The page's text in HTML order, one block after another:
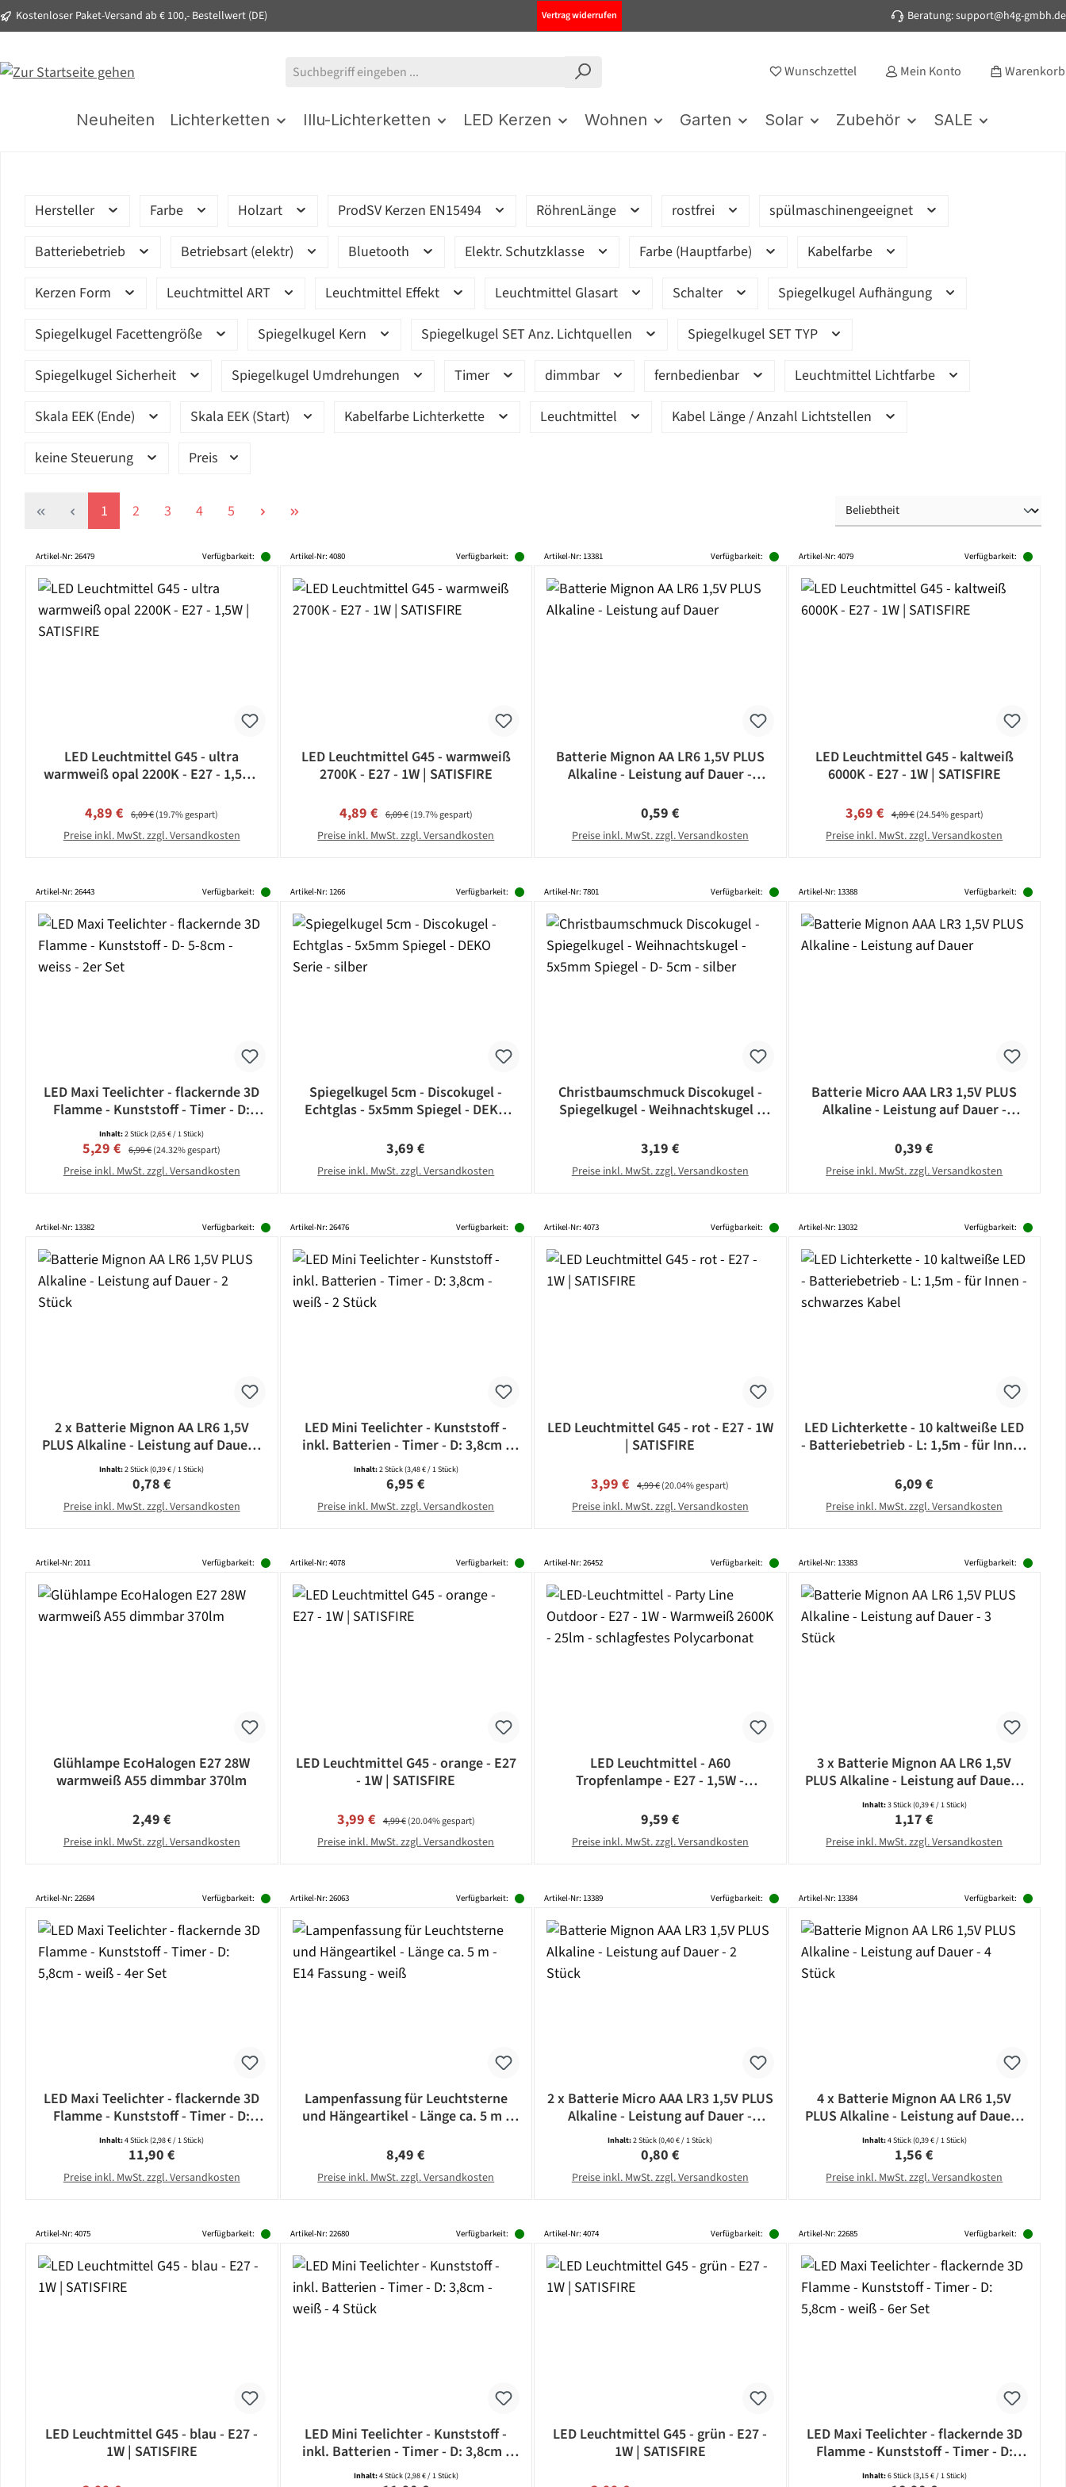
Zur Hauptnavigation springen
Kostenloser Paket-Versand ab € 100,- Bestellwert (DE) Vertrag widerrufen Beratung: support@h4g-gmbh.de
Wunschzettel Mein Konto Warenkorb
Neuheiten Lichterketten Illu-Lichterketten LED Kerzen Wohnen Garten Solar Zubehör SALE
Hersteller Farbe Holzart ProdSV Kerzen EN15494 RöhrenLänge rostfrei spülmaschinengeeignet
Batteriebetrieb Betriebsart (elektr) Bluetooth Elektr. Schutzklasse Farbe (Hauptfarbe) Kabelfarbe
Kerzen Form Leuchtmittel ART Leuchtmittel Effekt Leuchtmittel Glasart Schalter Spiegelkugel Aufhängung
Spiegelkugel Facettengröße Spiegelkugel Kern Spiegelkugel SET Anz. Lichtquellen Spiegelkugel SET TYP
Spiegelkugel Sicherheit Spiegelkugel Umdrehungen Timer dimmbar fernbedienbar Leuchtmittel Lichtfarbe
Skala EEK (Ende) Skala EEK (Start) Kabelfarbe Lichterkette Leuchtmittel Kabel Länge / Anzahl Lichtstellen
keine Steuerung Preis
Seite
1 Seite
2 Seite
3 Seite
4 Seite
5
Artikel-Nr: 26479 Verfügbarkeit:
LED Leuchtmittel G45 - ultra
warmweiß opal 2200K - E27 - 1,5W |
Verkaufspreis:
4,89 € Regulärer Preis:
6,09 €(19.7% gespart)
Preise inkl. MwSt. zzgl. Versandkosten
Artikel-Nr: 4080 Verfügbarkeit:
LED Leuchtmittel G45 - warmweiß
2700K - E27 - 1W | SATISFIRE
Verkaufspreis:
4,89 € Regulärer Preis:
6,09 €(19.7% gespart)
Preise inkl. MwSt. zzgl. Versandkosten
Artikel-Nr: 13381 Verfügbarkeit:
Batterie Mignon AA LR6 1,5V PLUS
Alkaline - Leistung auf Dauer -
Regulärer Preis:
0,59 €
Preise inkl. MwSt. zzgl. Versandkosten
Artikel-Nr: 4079 Verfügbarkeit:
LED Leuchtmittel G45 - kaltweiß
6000K - E27 - 1W | SATISFIRE
Verkaufspreis:
3,69 € Regulärer Preis:
4,89 €(24.54% gespart)
Preise inkl. MwSt. zzgl. Versandkosten
Artikel-Nr: 26443 Verfügbarkeit:
LED Maxi Teelichter - flackernde 3D
Flamme - Kunststoff - Timer - D:
5,8cm - weiß - 2er Set
Inhalt:2 Stück(2,65 € / 1 Stück)
Verkaufspreis:
5,29 € Regulärer Preis:
6,99 €(24.32% gespart)
Preise inkl. MwSt. zzgl. Versandkosten
Artikel-Nr: 1266 Verfügbarkeit:
Spiegelkugel 5cm - Discokugel -
Echtglas - 5x5mm Spiegel - DEKO
Regulärer Preis:
3,69 €
Preise inkl. MwSt. zzgl. Versandkosten
Artikel-Nr: 7801 Verfügbarkeit:
Christbaumschmuck Discokugel -
Spiegelkugel - Weihnachtskugel -
Regulärer Preis:
3,19 €
Preise inkl. MwSt. zzgl. Versandkosten
Artikel-Nr: 13388 Verfügbarkeit:
Batterie Micro AAA LR3 1,5V PLUS
Alkaline - Leistung auf Dauer -
Regulärer Preis:
0,39 €
Preise inkl. MwSt. zzgl. Versandkosten
Artikel-Nr: 13382 Verfügbarkeit:
2 x Batterie Mignon AA LR6 1,5V
PLUS Alkaline - Leistung auf Dauer -
CAMELION
Inhalt:2 Stück(0,39 € / 1 Stück)
Regulärer Preis:
0,78 €
Preise inkl. MwSt. zzgl. Versandkosten
Artikel-Nr: 26476 Verfügbarkeit:
LED Mini Teelichter - Kunststoff -
inkl. Batterien - Timer - D: 3,8cm -
weiß - 2 Stück
Inhalt:2 Stück(3,48 € / 1 Stück)
Regulärer Preis:
6,95 €
Preise inkl. MwSt. zzgl. Versandkosten
Artikel-Nr: 4073 Verfügbarkeit:
LED Leuchtmittel G45 - rot - E27 - 1W
| SATISFIRE
Verkaufspreis:
3,99 € Regulärer Preis:
4,99 €(20.04% gespart)
Preise inkl. MwSt. zzgl. Versandkosten
Artikel-Nr: 13032 Verfügbarkeit:
LED Lichterkette - 10 kaltweiße LED
- Batteriebetrieb - L: 1,5m - für Innen
Regulärer Preis:
6,09 €
Preise inkl. MwSt. zzgl. Versandkosten
Artikel-Nr: 2011 Verfügbarkeit:
Glühlampe EcoHalogen E27 28W
warmweiß A55 dimmbar 370lm
Regulärer Preis:
2,49 €
Preise inkl. MwSt. zzgl. Versandkosten
Artikel-Nr: 4078 Verfügbarkeit:
LED Leuchtmittel G45 - orange - E27
- 1W | SATISFIRE
Verkaufspreis:
3,99 € Regulärer Preis:
4,99 €(20.04% gespart)
Preise inkl. MwSt. zzgl. Versandkosten
Artikel-Nr: 26452 Verfügbarkeit:
LED Leuchtmittel - A60
Tropfenlampe - E27 - 1,5W -
schlagfestes Polycarbonat
Regulärer Preis:
9,59 €
Preise inkl. MwSt. zzgl. Versandkosten
Artikel-Nr: 13383 Verfügbarkeit:
3 x Batterie Mignon AA LR6 1,5V
PLUS Alkaline - Leistung auf Dauer -
CAMELION
Inhalt:3 Stück(0,39 € / 1 Stück)
Regulärer Preis:
1,17 €
Preise inkl. MwSt. zzgl. Versandkosten
Artikel-Nr: 22684 Verfügbarkeit:
LED Maxi Teelichter - flackernde 3D
Flamme - Kunststoff - Timer - D:
5,8cm - weiß - 4er Set
Inhalt:4 Stück(2,98 € / 1 Stück)
Regulärer Preis:
11,90 €
Preise inkl. MwSt. zzgl. Versandkosten
Artikel-Nr: 26063 Verfügbarkeit:
Lampenfassung für Leuchtsterne
und Hängeartikel - Länge ca. 5 m -
Regulärer Preis:
8,49 €
Preise inkl. MwSt. zzgl. Versandkosten
Artikel-Nr: 13389 Verfügbarkeit:
2 x Batterie Micro AAA LR3 1,5V PLUS
Alkaline - Leistung auf Dauer -
CAMELION
Inhalt:2 Stück(0,40 € / 1 Stück)
Regulärer Preis:
0,80 €
Preise inkl. MwSt. zzgl. Versandkosten
Artikel-Nr: 13384 Verfügbarkeit:
4 x Batterie Mignon AA LR6 1,5V
PLUS Alkaline - Leistung auf Dauer -
CAMELION
Inhalt:4 Stück(0,39 € / 1 Stück)
Regulärer Preis:
1,56 €
Preise inkl. MwSt. zzgl. Versandkosten
Artikel-Nr: 4075 Verfügbarkeit:
LED Leuchtmittel G45 - blau - E27 -
1W | SATISFIRE
Artikel-Nr: 22680 Verfügbarkeit:
LED Mini Teelichter - Kunststoff -
inkl. Batterien - Timer - D: 3,8cm -
weiß - 4 Stück
Inhalt:4 Stück(2,98 € / 1 Stück)
Artikel-Nr: 4074 Verfügbarkeit:
LED Leuchtmittel G45 - grün - E27 -
1W | SATISFIRE
Artikel-Nr: 22685 Verfügbarkeit:
LED Maxi Teelichter - flackernde 3D
Flamme - Kunststoff - Timer - D:
5,8cm - weiß - 6er Set
Inhalt:6 Stück(3,15 € / 1 Stück)